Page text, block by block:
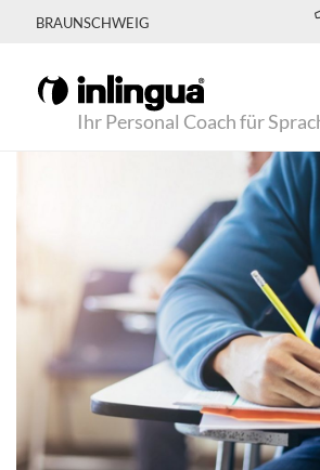
BRAUNSCHWEIG
Ihr Personal Coach für